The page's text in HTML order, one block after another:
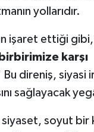
yollarıdır.
işaret ettiği
karşı
direniş, siyasi
sağlayacak
siyaset, soyut